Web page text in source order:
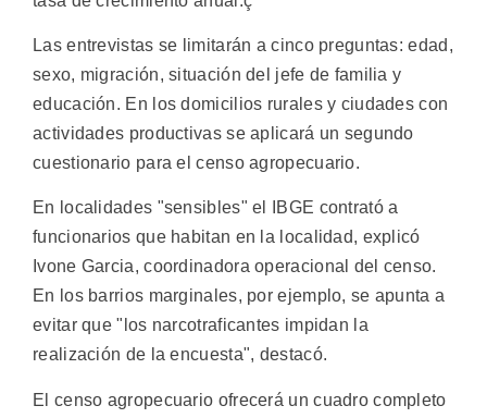
Las entrevistas se limitarán a cinco preguntas: edad,
sexo, migración, situación del jefe de familia y
educación. En los domicilios rurales y ciudades con
actividades productivas se aplicará un segundo
cuestionario para el censo agropecuario.
En localidades "sensibles" el IBGE contrató a
funcionarios que habitan en la localidad, explicó
Ivone Garcia, coordinadora operacional del censo.
En los barrios marginales, por ejemplo, se apunta a
evitar que "los narcotraficantes impidan la
realización de la encuesta", destacó.
El censo agropecuario ofrecerá un cuadro completo